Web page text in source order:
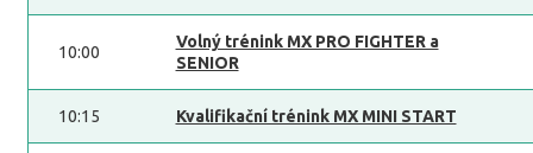
10:00
Volný trénink MX PRO FIGHTER a
SENIOR
10:15 Kvalifikační trénink MX MINI START